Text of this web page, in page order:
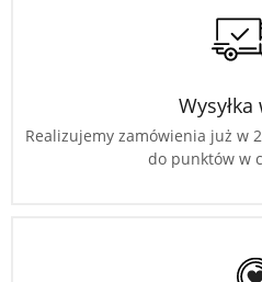
Wysyłka
Realizujemy zamówienia już w
do punktów w